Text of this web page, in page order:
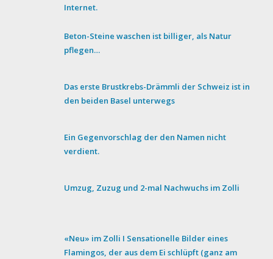
Internet.
Beton-Steine waschen ist billiger, als Natur
pflegen…
Das erste Brustkrebs-Drämmli der Schweiz ist in
den beiden Basel unterwegs
Ein Gegenvorschlag der den Namen nicht
verdient.
Umzug, Zuzug und 2-mal Nachwuchs im Zolli
«Neu» im Zolli I Sensationelle Bilder eines
Flamingos, der aus dem Ei schlüpft (ganz am